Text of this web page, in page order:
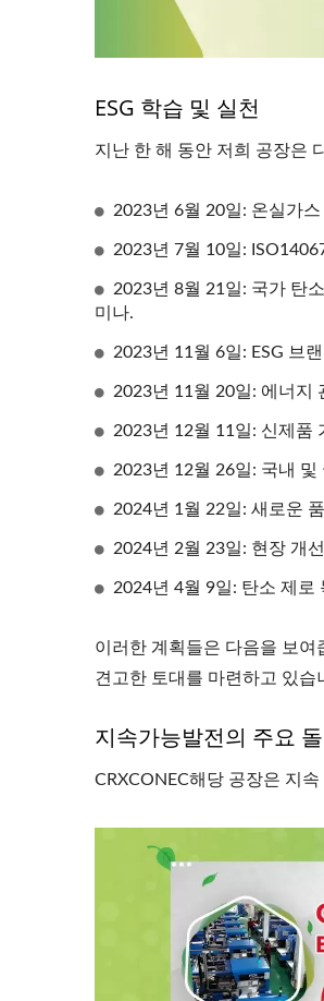
ESG 학습 및 실천
지난 한 해 동안 저희 공장은
2023년 6월 20일: 온실가
2023년 7월 10일:
2023년 8월 21일: 국가 탄
미나.
2023년 11월 6일: ESG 브
2023년 11월 20일: 에너지
2023년 12월 11일: 신제품
2023년 12월 26일: 국내
2024년 1월 22일: 새로운
2024년 2월 23일: 현장 개
2024년 4월 9일: 탄소 제로
이러한 계획들은 다음을 보여
견고한 토대를 마련하고 있
지속가능발전의 주요
CRXCONEC해당 공장은 지